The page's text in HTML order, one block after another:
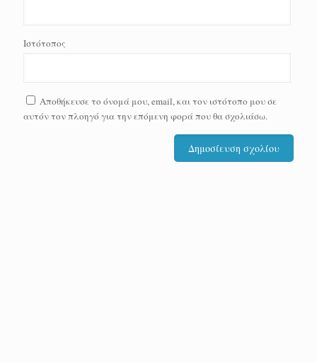
Ιστότοπος
Αποθήκευσε το όνομά μου, email, και τον ιστότοπο μου σε
αυτόν τον πλοηγό για την επόμενη φορά που θα σχολιάσω.